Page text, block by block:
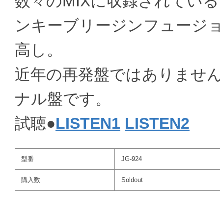
ンキーブリージンフュージ
高し。
近年の再発盤ではありませ
ナル盤です。
試聴●LISTEN1 LISTEN2
型番 JG-924
購入数 Soldout